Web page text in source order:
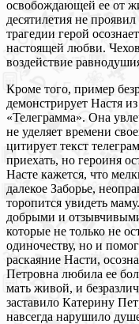
освобождающей ее от
десятилетия не
трагедии герой
настоящей любви.
воздействие
Кроме того, пример
демонстрирует Настя
«Телеграмма». Она
не уделяет времени
цитирует текст
приехать, но героиня
Насте кажется, что
далекое Заборье,
торопится увидеть
добрыми и
которые не только не
одиночеству, но и
раскаяние Насти,
Петровна любила ее
мать живой, и
заставило Катерину
навсегда нарушило